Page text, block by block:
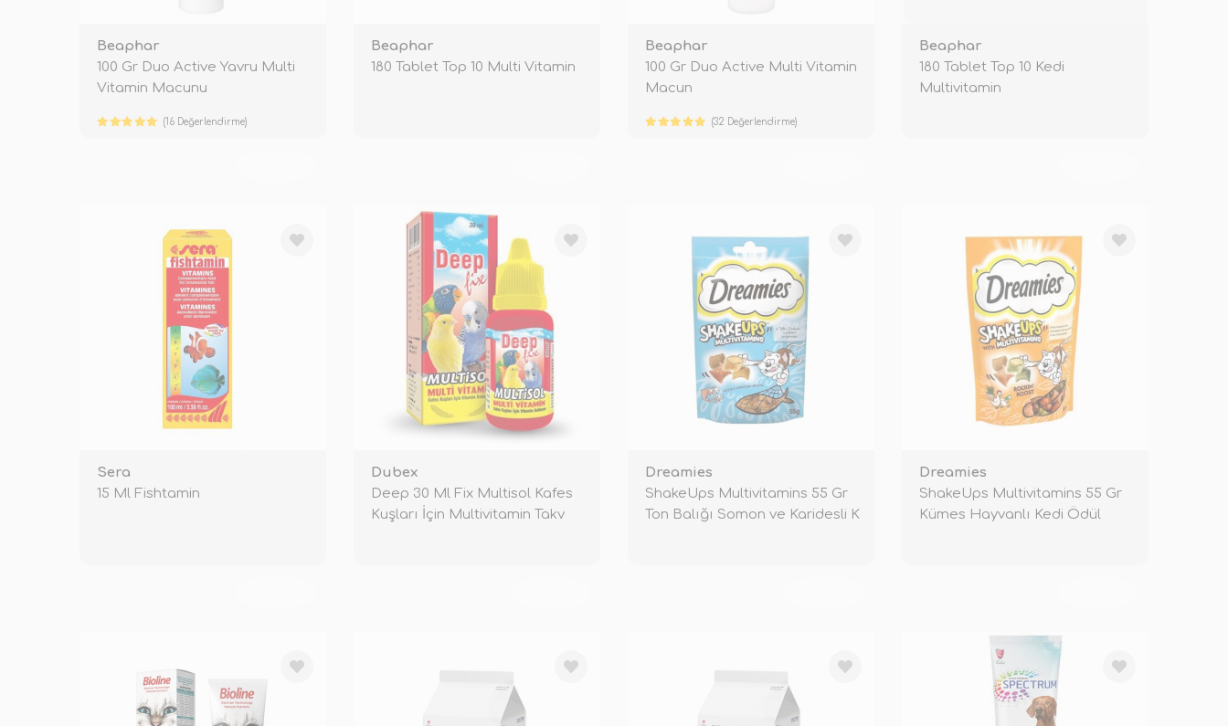
Beaphar
100 Gr Duo Active Yavru Multi
Vitamin Macunu
(16 Değerlendirme)
Beaphar
180 Tablet Top 10 Multi Vitamin
Beaphar
100 Gr Duo Active Multi Vitamin
Macun
(32 Değerlendirme)
Beaphar
180 Tablet Top 10 Kedi
Multivitamin
Sera
15 Ml Fishtamin
Dubex
Deep 30 Ml Fix Multisol Kafes
Kuşları İçin Multivitamin Takv
Dreamies
ShakeUps Multivitamins 55 Gr
Ton Balığı Somon ve Karidesli K
Dreamies
ShakeUps Multivitamins 55 Gr
Kümes Hayvanlı Kedi Ödül